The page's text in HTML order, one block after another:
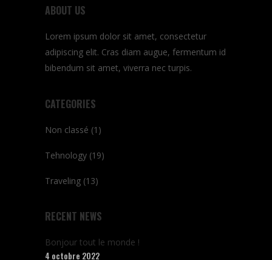
ABOUT US
Lorem ipsum dolor sit amet, consectetur
adipiscing elit. Cras diam augue, fermentum id
bibendum sit amet, viverra nec turpis.
CATEGORIES
Non classé (1)
Tehnology (19)
Traveling (13)
RECENT NEWS
Bonjour tout le monde !
4 octobre 2022